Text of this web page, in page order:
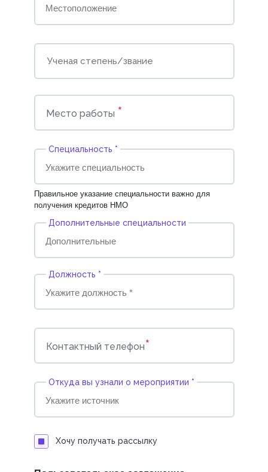
Место работы *
Cпециальность *
Правильное указание специальности важно для
получения кредитов НМО
Дополнительные специальности
Должность *
Контактный телефон*
Откуда вы узнали о мероприятии *
Хочу получать рассылку